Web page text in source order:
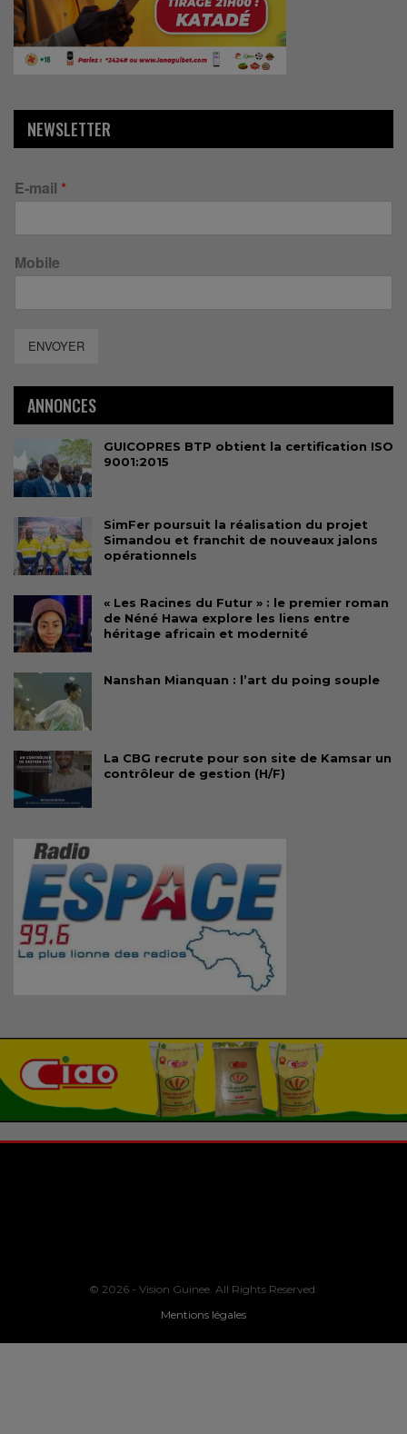
NEWSLETTER
E-mail *
Mobile
ENVOYER
ANNONCES
GUICOPRES BTP obtient la certification ISO
9001:2015
SimFer poursuit la réalisation du projet
Simandou et franchit de nouveaux jalons
opérationnels
« Les Racines du Futur » : le premier roman
de Néné Hawa explore les liens entre
héritage africain et modernité
Nanshan Mianquan : l’art du poing souple
La CBG recrute pour son site de Kamsar un
contrôleur de gestion (H/F)
© 2026 - Vision Guinee. All Rights Reserved.
Mentions légales